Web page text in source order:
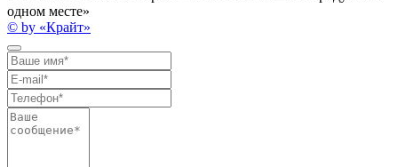
одном месте»
© by «Крайт»